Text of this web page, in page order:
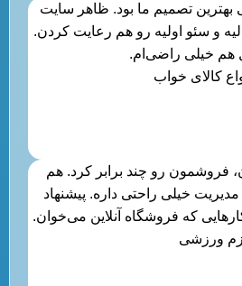
بهترین تصمیم ما بود. ظاهر سایت
و سئو اولیه رو هم رعایت کردن.
هم خیلی راضی‌ام.
کالای خواب
فروشمون رو چند برابر کرد. هم
خیلی راحتی داره. پیشنهاد
که فروشگاه آنلاین می‌خوان.
ورزشی